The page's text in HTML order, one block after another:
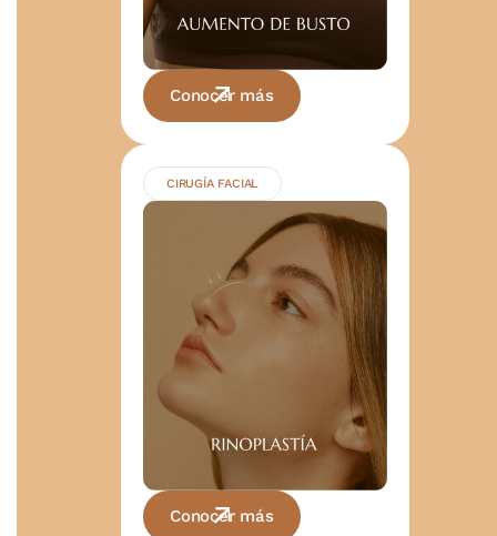
Conocer más
CIRUGÍA FACIAL
Conocer más